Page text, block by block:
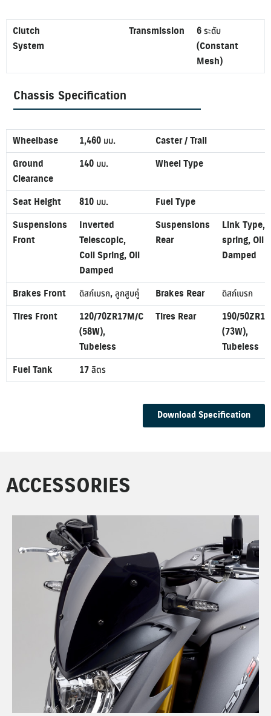
Clutch
System
Transmission
6 ระดับ
(Constant
Mesh)
Chassis Specification
Wheelbase 1,460 มม.
Caster / Trail
Ground
Clearance
140 มม. Wheel Type
Seat Height 810 มม.
Fuel Type
Suspensions
Front
Inverted
Telescopic,
Coil Spring, Oil
Damped
Suspensions
Rear
Link Type,
spring, Oil
Damped
Brakes Front ดิสก์เบรก, ลูกสูบคู่ Brakes Rear
ดิสก์เบรก
Tires Front
120/70ZR17M/C
(58W),
Tubeless
Tires Rear
190/
(73W),
Tubeless
Fuel Tank
17 ลิตร
Download Specification
ACCESSORIES